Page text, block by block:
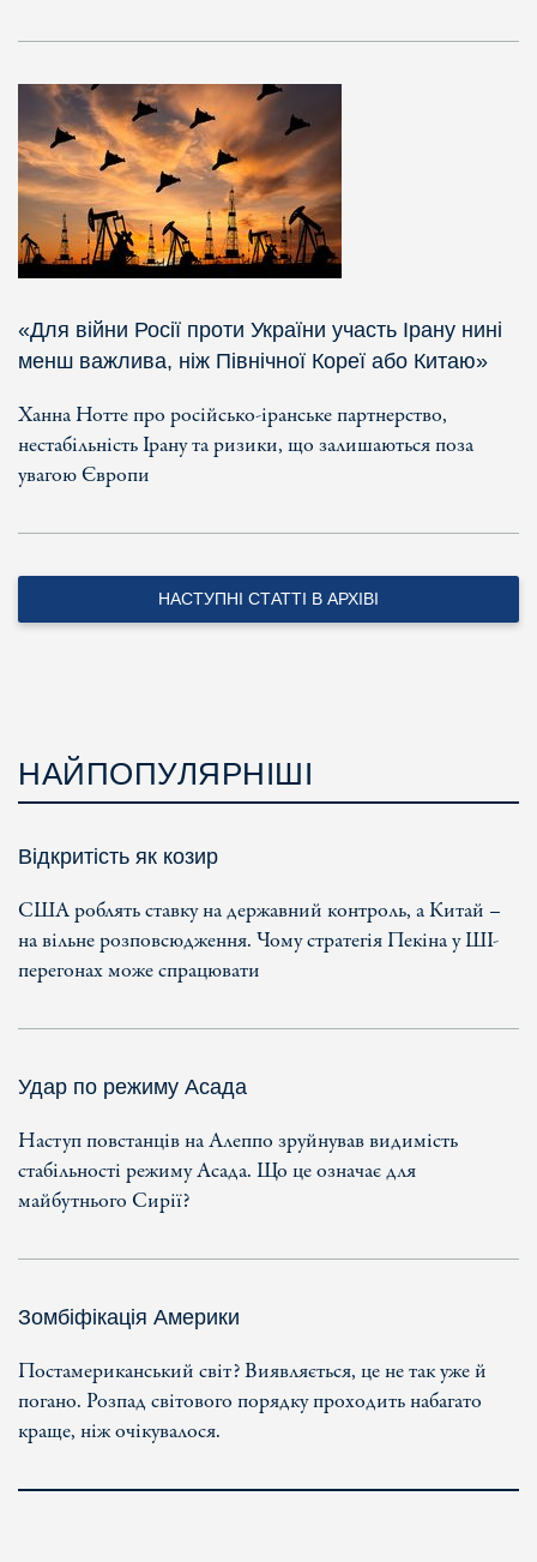
«Для війни Росії проти України участь Ірану нині
менш важлива, ніж Північної Кореї або Китаю»
Ханна Нотте про російсько-іранське партнерство,
нестабільність Ірану та ризики, що залишаються поза
увагою Європи
НАСТУПНІ СТАТТІ В АРХІВІ
НАЙПОПУЛЯРНІШІ
Відкритість як козир
США роблять ставку на державний контроль, а Китай –
на вільне розповсюдження. Чому стратегія Пекіна у ШІ-
перегонах може спрацювати
Удар по режиму Асада
Наступ повстанців на Алеппо зруйнував видимість
стабільності режиму Асада. Що це означає для
майбутнього Сирії?
Зомбіфікація Америки
Постамериканський світ? Виявляється, це не так уже й
погано. Розпад світового порядку проходить набагато
краще, ніж очікувалося.